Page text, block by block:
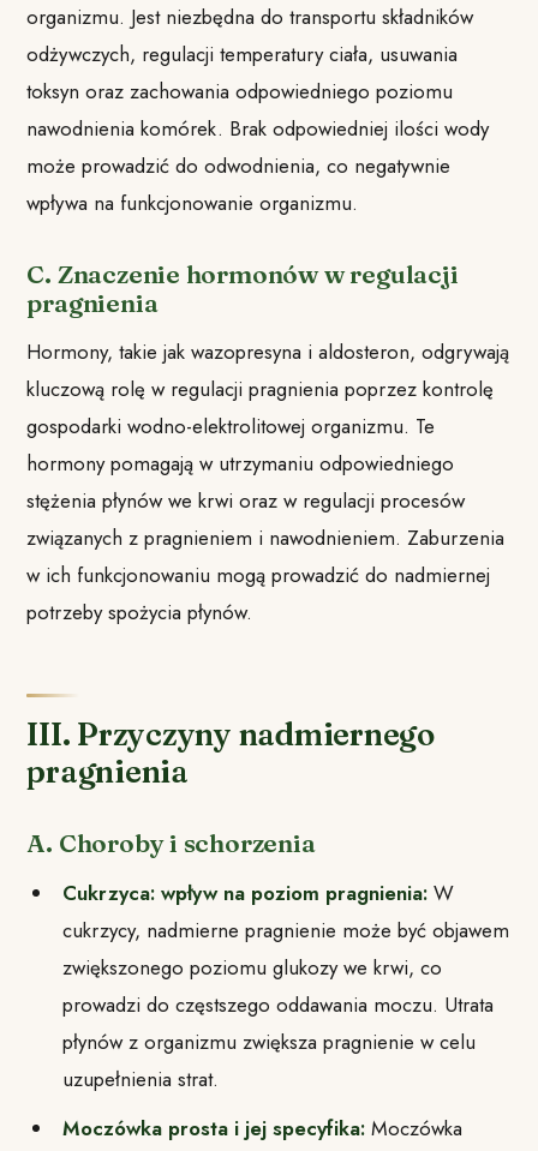
organizmu. Jest niezbędna do transportu składników
odżywczych, regulacji temperatury ciała, usuwania
toksyn oraz zachowania odpowiedniego poziomu
nawodnienia komórek. Brak odpowiedniej ilości wody
może prowadzić do odwodnienia, co negatywnie
wpływa na funkcjonowanie organizmu.
C. Znaczenie hormonów w regulacji
pragnienia
Hormony, takie jak wazopresyna i aldosteron, odgrywają
kluczową rolę w regulacji pragnienia poprzez kontrolę
gospodarki wodno-elektrolitowej organizmu. Te
hormony pomagają w utrzymaniu odpowiedniego
stężenia płynów we krwi oraz w regulacji procesów
związanych z pragnieniem i nawodnieniem. Zaburzenia
w ich funkcjonowaniu mogą prowadzić do nadmiernej
potrzeby spożycia płynów.
III. Przyczyny nadmiernego
pragnienia
A. Choroby i schorzenia
Cukrzyca: wpływ na poziom pragnienia: W
cukrzycy, nadmierne pragnienie może być objawem
zwiększonego poziomu glukozy we krwi, co
prowadzi do częstszego oddawania moczu. Utrata
płynów z organizmu zwiększa pragnienie w celu
uzupełnienia strat.
Moczówka prosta i jej specyfika: Moczówka